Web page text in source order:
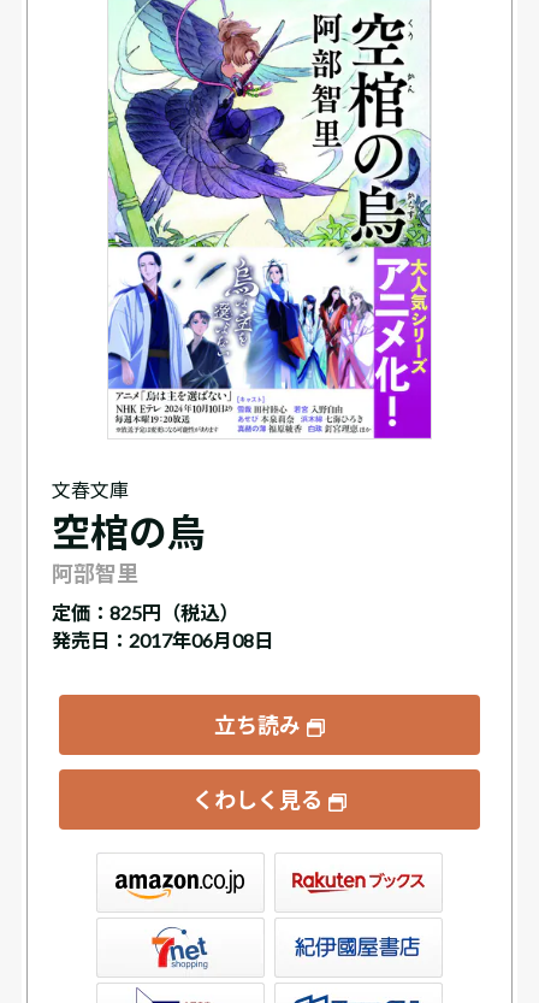
文春文庫
空棺の烏
阿部智里
定価： 825円（税込）
発売日：2017年06月08日
立ち読み
くわしく見る
書店ウェブストア